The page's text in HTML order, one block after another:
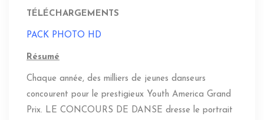
TÉLÉCHARGEMENTS
PACK PHOTO HD
Résumé
Chaque année, des milliers de jeunes danseurs
concourent pour le prestigieux Youth America Grand
Prix. LE CONCOURS DE DANSE dresse le portrait